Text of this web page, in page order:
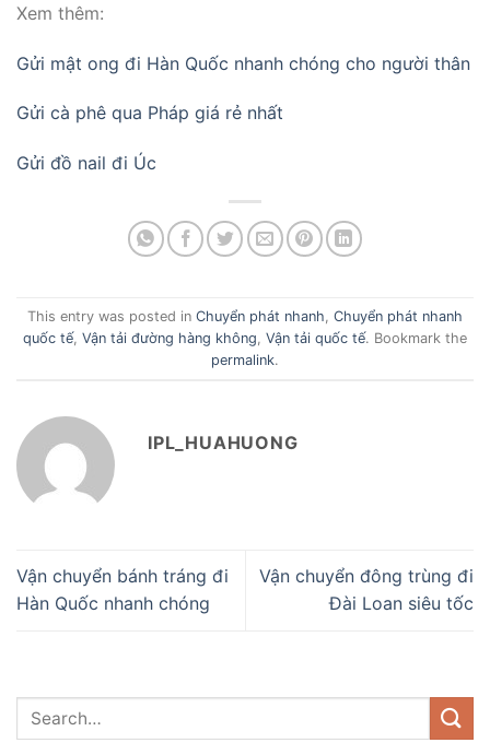
Xem thêm:
Gửi mật ong đi Hàn Quốc nhanh chóng cho người thân
Gửi cà phê qua Pháp giá rẻ nhất
Gửi đồ nail đi Úc
This entry was posted in Chuyển phát nhanh Chuyển phát nhanh
quốc tế, Vận tải đường hàng không Vận tải quốc tế. Bookmark the
permalink.
IPL_HUAHUONG
Vận chuyển bánh tráng đi
Hàn Quốc nhanh chóng
Vận chuyển đông trùng đi
Đài Loan siêu tốc